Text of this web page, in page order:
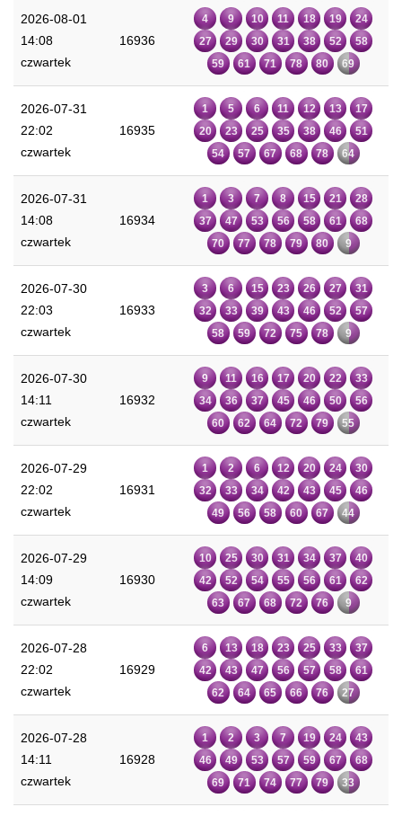
2026-08-01
14:08
czwartek
16936
4 9 10 11 18 19
24
27
29 30 31 38 52
58
59
61 71 78 80 69
2026-07-31
22:02
czwartek
16935
1 5 6 11 12 13
17
20
23 25 35 38 46
51
54
57 67 68 78 64
2026-07-31
14:08
czwartek
16934
1 3 7 8 15 21
28
37
47 53 56 58 61
68
70
77 78 79 80 9
2026-07-30
22:03
czwartek
16933
3 6 15 23 26 27
31
32
33 39 43 46 52
57
58
59 72 75 78 9
2026-07-30
14:11
czwartek
16932
9 11 16 17 20 22
33
34
36 37 45 46 50
56
60
62 64 72 79 55
2026-07-29
22:02
czwartek
16931
1 2 6 12 20 24
30
32
33 34 42 43 45
46
49
56 58 60 67 44
2026-07-29
14:09
czwartek
16930
10 25 30 31 34 37
40
42
52 54 55 56 61
62
63
67 68 72 76 9
2026-07-28
22:02
czwartek
16929
6 13 18 23 25 33
37
42
43 47 56 57 58
61
62
64 65 66 76 27
2026-07-28
14:11
czwartek
16928
1 2 3 7 19 24
43
46
49 53 57 59 67
68
69
71 74 77 79 33